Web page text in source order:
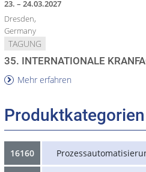
23. – 24.03.2027
Dresden,
Germany
TAGUNG
35. INTERNATIONALE
Mehr erfahren
Produktkategorien
16160